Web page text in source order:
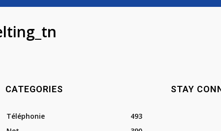
CATEGORIES
Téléphonie
493
STAY